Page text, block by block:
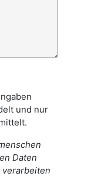
und nur
Daten